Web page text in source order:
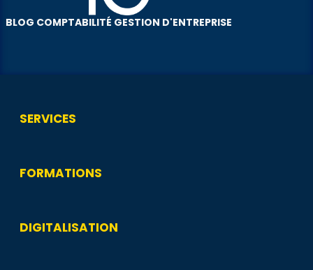
BLOG COMPTABILITÉ GESTION D'ENTREPRISE
SERVICES
FORMATIONS
DIGITALISATION